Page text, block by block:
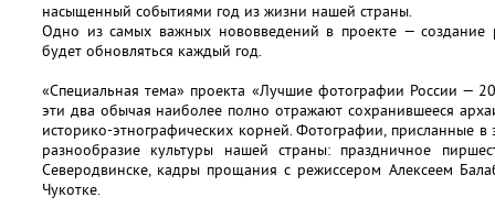
насыщенный событиями год из жизни нашей страны.
Одно из самых важных нововведений в проекте — создание
будет обновляться каждый год.
«Специальная тема» проекта «Лучшие фотографии России —
эти два обычая наиболее полно отражают сохранившееся
историко-этнографических корней. Фотографии, присланные в
разнообразие культуры нашей страны: праздничное
Северодвинске, кадры прощания с режиссером Алексеем
Чукотке.